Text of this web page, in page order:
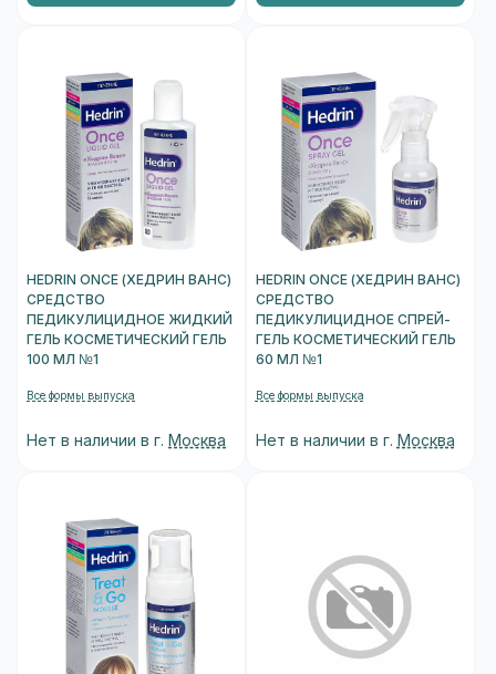
HEDRIN ONCE (ХЕДРИН ВАНС)
СРЕДСТВО
ПЕДИКУЛИЦИДНОЕ ЖИДКИЙ
ГЕЛЬ КОСМЕТИЧЕСКИЙ ГЕЛЬ
100 МЛ №1
Все формы выпуска
Нет в наличии в г. Москва
HEDRIN ONCE (ХЕДРИН ВАНС)
СРЕДСТВО
ПЕДИКУЛИЦИДНОЕ СПРЕЙ-
ГЕЛЬ КОСМЕТИЧЕСКИЙ ГЕЛЬ
60 МЛ №1
Все формы выпуска
Нет в наличии в г. Москва